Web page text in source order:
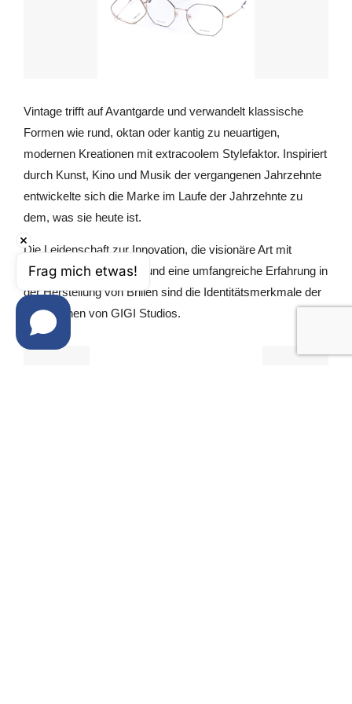
Vintage trifft auf Avantgarde und verwandelt klassische
Formen wie rund, oktan oder kantig zu neuartigen,
modernen Kreationen mit extracoolem Stylefaktor. Inspiriert
durch Kunst, Kino und Musik der vergangenen Jahrzehnte
entwickelte sich die Marke im Laufe der Jahrzehnte zu
dem, was sie heute ist.
Die Leidenschaft zur Innovation, die visionäre Art mit
Materialien umzugehen und eine umfangreiche Erfahrung in
der Herstellung von Brillen sind die Identitätsmerkmale der
Kollektionen von GIGI Studios.
Frag mich etwas!